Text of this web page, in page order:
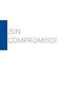
¡SIN
COMPROMISO!